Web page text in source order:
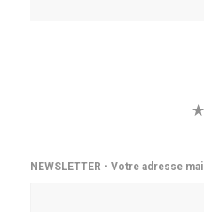
NEWSLETTER • Votre adresse mail